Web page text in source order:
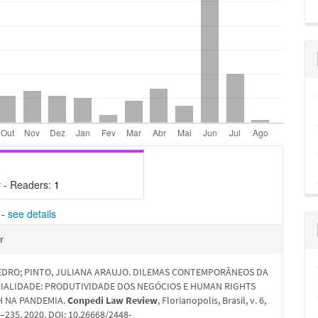
- Readers: 1
see details
PINTO, JULIANA ARAUJO. DILEMAS CONTEMPORÂNEOS DA
PRODUTIVIDADE DOS NEGÓCIOS E HUMAN RIGHTS
NA PANDEMIA.Conpedi Law Review, Florianopolis, Brasil, v. 6,
2020. DOI: 10.26668/2448-